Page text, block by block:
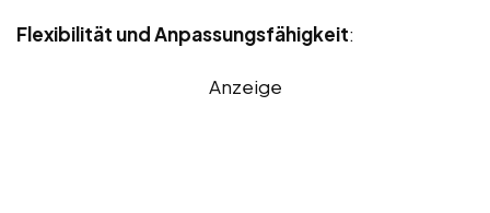
Flexibilität und Anpassungsfähigkeit:
Anzeige